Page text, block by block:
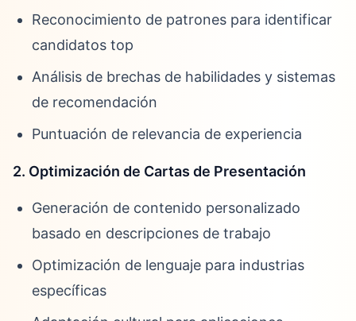
Reconocimiento de patrones para identificar
candidatos top
Análisis de brechas de habilidades y sistemas
de recomendación
Puntuación de relevancia de experiencia
2. Optimización de Cartas de Presentación
Generación de contenido personalizado
basado en descripciones de trabajo
Optimización de lenguaje para industrias
específicas